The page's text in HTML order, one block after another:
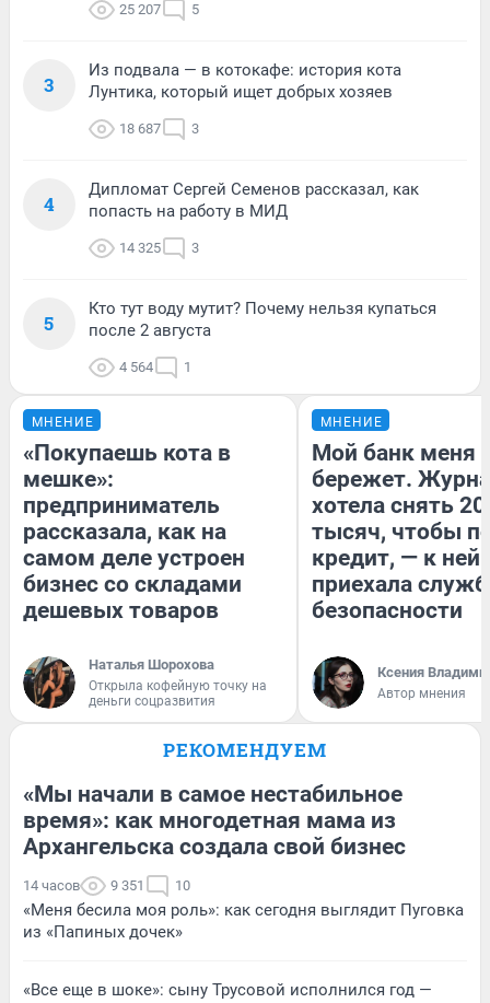
25 207 5
3
Из подвала — в котокафе: история кота
Лунтика, который ищет добрых хозяев
18 687 3
4
Дипломат Сергей Семенов рассказал, как
попасть на работу в МИД
14 325 3
5
Кто тут воду мутит? Почему нельзя купаться
после 2 августа
4 564 1
МНЕНИЕ
«Покупаешь кота в
мешке»:
предприниматель
рассказала, как на
самом деле устроен
бизнес со складами
дешевых товаров
Наталья Шорохова
Открыла кофейную точку на
деньги соцразвития
МНЕНИЕ
Мой банк меня
бережет.
хотела снять
тысяч, чтобы
кредит, — к
приехала
безопасности
Ксения
Автор мнения
РЕКОМЕНДУЕМ
«Мы начали в самое нестабильное
время»: как многодетная мама из
Архангельска создала свой бизнес
14 часов 9 351 10
«Меня бесила моя роль»: как сегодня выглядит Пуговка
из «Папиных дочек»
«Все еще в шоке»: сыну Трусовой исполнился год —